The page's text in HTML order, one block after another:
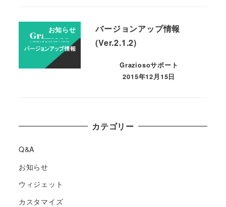
お知らせ
バージョンアップ情報
(Ver.2.1.2)
Graziosoサポート
2015年12月15日
カテゴリー
Q&A
お知らせ
ウィジェット
カスタマイズ